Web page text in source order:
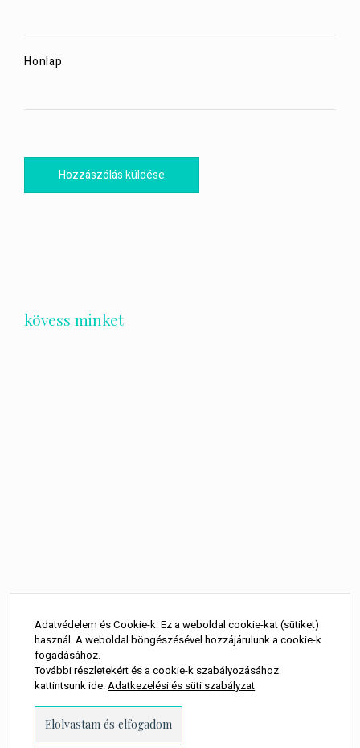
Honlap
kövess minket
Adatvédelem és Cookie-k: Ez a weboldal cookie-kat (sütiket)
használ. A weboldal böngészésével hozzájárulunk a cookie-k
fogadásához.
További részletekért és a cookie-k szabályozásához
kattintsunk ide:Adatkezelési és süti szabályzat